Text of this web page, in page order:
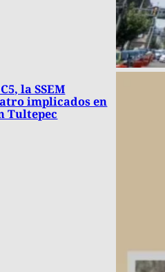
la SSEM
implicados en
Tultepec